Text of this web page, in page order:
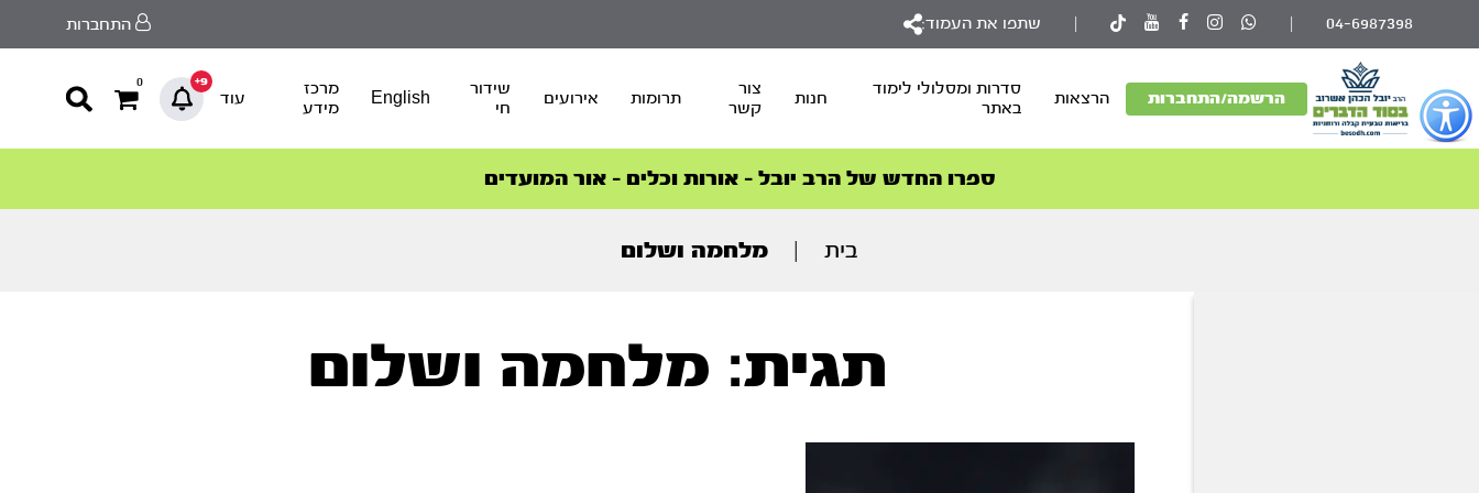
כפתור
לפתיחת
תפריט
נגישות
04-6987398 שתפו את העמוד: התחברות
הרשמה/התחברות הרצאות
סדרות ומסלולי לימוד
באתר
חנות
צור
קשר
תרומות אירועים
שידור
חי
English
מרכז
מידע
עוד
9+
0
סדרות הפודקאסטים
הסדרה המובילה החודש – דרך המלך
ספרו החדש של הרב יובל – אורות וכלים – אור המועדים
הצטרפו למהפכת הבריאות הטבעית >
סדרות הפודקאסטים
הסדרה המובילה החודש – דרך המלך
בית מלחמה ושלום
תגית: מלחמה ושלום